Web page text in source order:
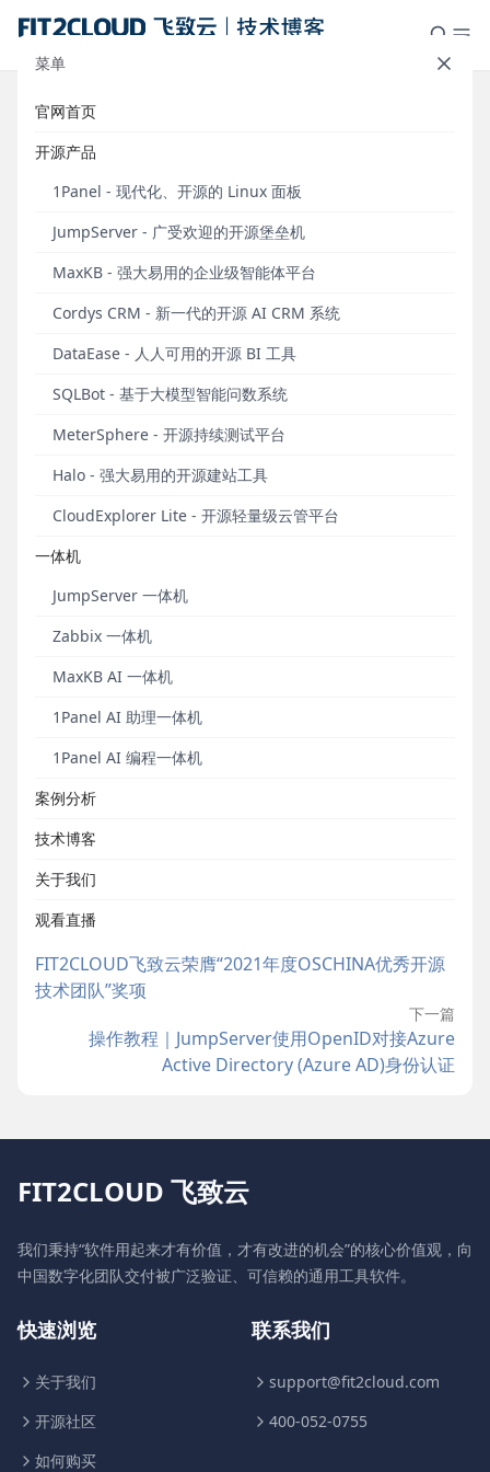
菜单
官网首页
开源产品
1Panel - 现代化、开源的 Linux 面板
JumpServer - 广受欢迎的开源堡垒机
MaxKB - 强大易用的企业级智能体平台
Cordys CRM - 新一代的开源 AI CRM 系统
DataEase - 人人可用的开源 BI 工具
SQLBot - 基于大模型智能问数系统
MeterSphere - 开源持续测试平台
Halo - 强大易用的开源建站工具
CloudExplorer Lite - 开源轻量级云管平台
一体机
JumpServer 一体机
Zabbix 一体机
MaxKB AI 一体机
1Panel AI 助理一体机
1Panel AI 编程一体机
案例分析
技术博客
关于我们
观看直播
Halo，2022！
发布于 2022年01月01日
FIT2CLOUD飞致云恭祝大家新年快乐！
FIT2CLOUD飞致云荣膺“2021年度OSCHINA优秀开源
技术团队”奖项
下一篇
操作教程｜JumpServer使用OpenID对接Azure
Active Directory (Azure AD)身份认证
FIT2CLOUD 飞致云
我们秉持“软件用起来才有价值，才有改进的机会”的核心价值观，向
中国数字化团队交付被广泛验证、可信赖的通用工具软件。
快速浏览
关于我们
开源社区
如何购买
联系我们
support@fit2cloud.com
400-052-0755